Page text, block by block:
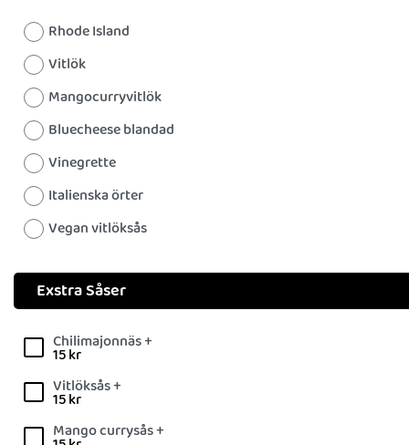
Rhode Island
Vitlök
Mangocurryvitlök
Bluecheese blandad
Vinegrette
Italienska örter
Vegan vitlöksås
Exstra Såser
Chilimajonnäs +
15kr
Vitlöksås +
15kr
Mango currysås +